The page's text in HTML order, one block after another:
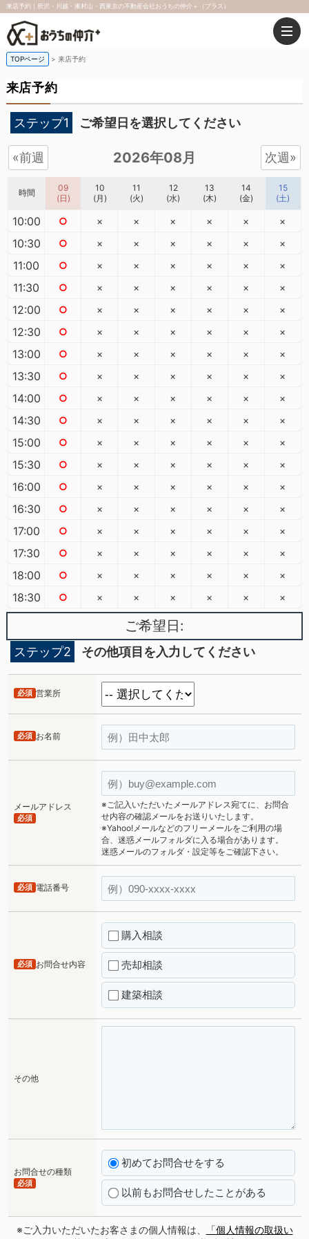
来店予約｜所沢・川越・東村山・西東京の不動産会社おうちの仲介＋（プラス）
TOPページ 来店予約
来店予約
ステップ1 ご希望日を選択してください
«前週 2026年08月 次週»
時間
10:00
10:30
11:00
11:30
12:00
12:30
13:00
13:30
14:00
14:30
15:00
15:30
16:00
16:30
17:00
17:30
18:00
18:30
09
(日)
○
○
○
○
○
○
○
○
○
○
○
○
○
○
○
○
○
○
10
(月)
×
×
×
×
×
×
×
×
×
×
×
×
×
×
×
×
×
×
11
(火)
×
×
×
×
×
×
×
×
×
×
×
×
×
×
×
×
×
×
12
(水)
×
×
×
×
×
×
×
×
×
×
×
×
×
×
×
×
×
×
13
(木)
×
×
×
×
×
×
×
×
×
×
×
×
×
×
×
×
×
×
14
(金)
×
×
×
×
×
×
×
×
×
×
×
×
×
×
×
×
×
×
15
(土)
×
×
×
×
×
×
×
×
×
×
×
×
×
×
×
×
×
×
ご希望日:
ステップ2 その他項目を入力してください
営業所
必須
お名前
必須
メールアドレス
必須
※ご記入いただいたメールアドレス宛てに、お問合
せ内容の確認メールをお送りいたします。
※Yahoo!メールなどのフリーメールをご利用の場
合、迷惑メールフォルダに入る場合があります。
迷惑メールのフォルダ・設定等をご確認下さい。
電話番号
必須
お問合せ内容
必須
購入相談
売却相談
建築相談
その他
お問合せの種類
必須
初めてお問合せをする
以前もお問合せしたことがある
※ご入力いただいたお客さまの個人情報は、
「個人情報の取扱い